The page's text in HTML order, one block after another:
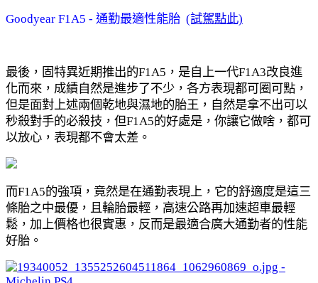
Goodyear F1A5 - 通勤最適性能胎 (試駕點此)
最後，固特異近期推出的F1A5，是自上一代F1A3改良進
化而來，成績自然是進步了不少，各方表現都可圈可點，
但是面對上述兩個乾地與濕地的胎王，自然是拿不出可以
秒殺對手的必殺技，但F1A5的好處是，你讓它做啥，都可
以放心，表現都不會太差。
而F1A5的強項，竟然是在通勤表現上，它的舒適度是這三
條胎之中最優，且輪胎最輕，高速公路再加速超車最輕
鬆，加上價格也很實惠，反而是最適合廣大通勤者的性能
好胎。